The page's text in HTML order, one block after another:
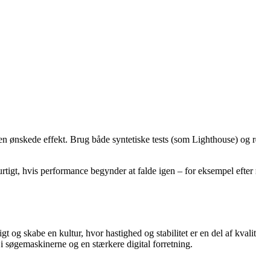
effekt. Brug både syntetiske tests (som Lighthouse) og
hvis performance begynder at falde igen – for eksempel efter
og skabe en kultur, hvor hastighed og stabilitet er en del af
søgemaskinerne og en stærkere digital forretning.